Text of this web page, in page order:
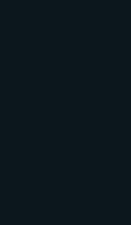
Mannheim (30
abgewiesen.
kamen
i. V. m. §§ 1.04, 6.09
Voraussetzungen
auch bei
von
92 a ff. BinnSchG
insbesondere
Schiffs andere
werden und
Bemm, BinnSchG 4.